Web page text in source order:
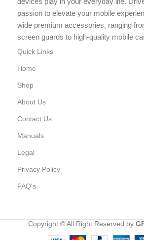
passion to elevate your mobile
wide premium accessories, ranging
screen guards to high-quality mobile
Quick Links
Home
Shop
About Us
Contact Us
Manuals
Legal
Privacy Policy
FAQ's
Copyright © All Right Reserved by